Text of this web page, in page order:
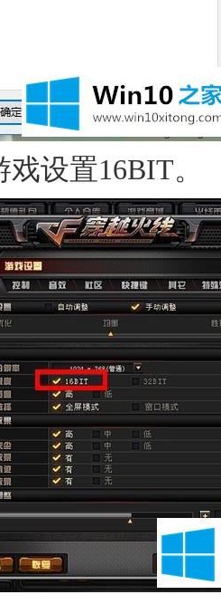
设置16BIT。